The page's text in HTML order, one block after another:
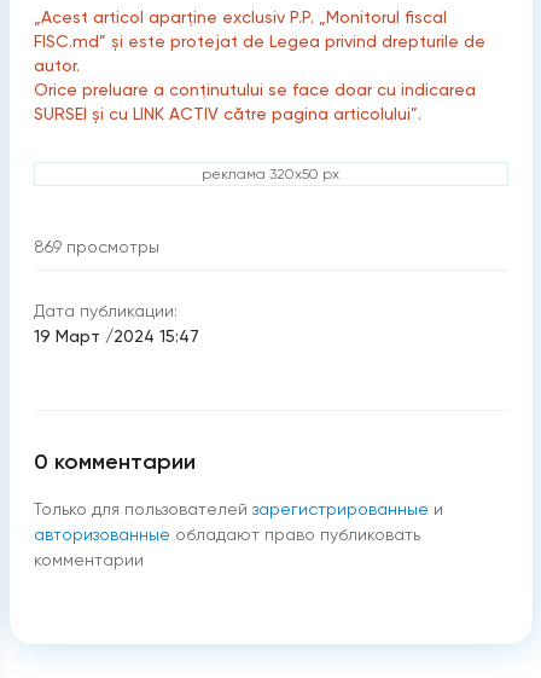
„Acest articol aparține exclusiv P.P. „Monitorul fiscal
FISC.md” și este protejat de Legea privind drepturile de
autor.
Orice preluare a conținutului se face doar cu indicarea
SURSEI și cu LINK ACTIV către pagina articolului”.
реклама 320x50 px
869 просмотры
Дата публикации:
19 Март /2024 15:47
0 комментарии
Только для пользователей зарегистрированные и
авторизованные обладают право публиковать
комментарии